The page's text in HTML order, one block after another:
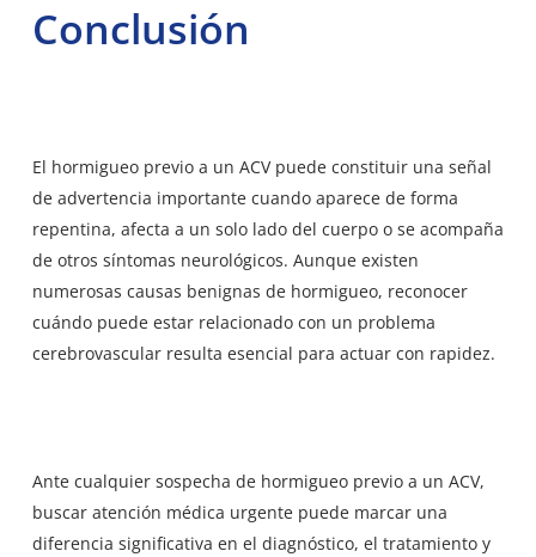
Conclusión
El hormigueo previo a un ACV puede constituir una señal
de advertencia importante cuando aparece de forma
repentina, afecta a un solo lado del cuerpo o se acompaña
de otros síntomas neurológicos. Aunque existen
numerosas causas benignas de hormigueo, reconocer
cuándo puede estar relacionado con un problema
cerebrovascular resulta esencial para actuar con rapidez.
Ante cualquier sospecha de hormigueo previo a un ACV,
buscar atención médica urgente puede marcar una
diferencia significativa en el diagnóstico, el tratamiento y